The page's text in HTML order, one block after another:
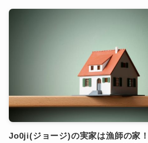
Jo0ji(ジョージ)の実家は漁師の家